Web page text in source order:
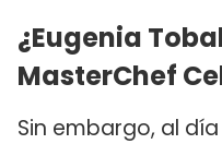
¿Eugenia
MasterChef
Sin embargo, al